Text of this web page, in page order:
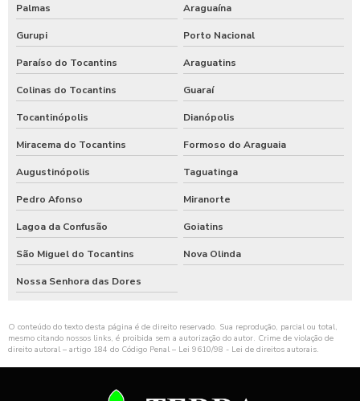
Palmas
Araguaína
Gurupi Porto Nacional
Paraíso do Tocantins Araguatins
Colinas do Tocantins Guaraí
Tocantinópolis Dianópolis
Miracema do Tocantins Formoso do Araguaia
Augustinópolis Taguatinga
Pedro Afonso Miranorte
Lagoa da Confusão Goiatins
São Miguel do Tocantins Nova Olinda
Nossa Senhora das Dores
O conteúdo do texto desta página é de direito reservado. Sua reprodução, parcial ou total,
mesmo citando nossos links, é proibida sem a autorização do autor. Crime de violação de
direito autoral – artigo 184 do Código Penal – Lei 9610/98 - Lei de direitos autorais.